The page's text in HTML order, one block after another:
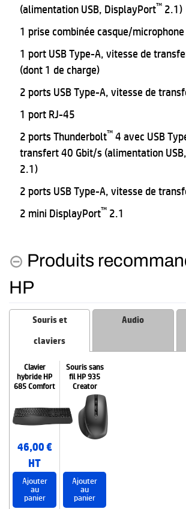
(alimentation USB, DisplayPort™ 2.1)
1 prise combinée casque/microphone
1 port USB Type-A, vitesse de
(dont 1 de charge)
2 ports USB Type-A, vitesse de
1 port RJ-45
2 ports Thunderbolt™ 4 avec USB
transfert 40 Gbit/s (alimentation
2.1)
2 ports USB Type-A, vitesse de
2 mini DisplayPort™ 2.1
Produits
HP
Souris et
claviers
Audio
Clavier
hybride HP
685 Comfort
Souris sans
fil HP 935
Creator
46,00 €
HT
Ajouter
au
panier
Ajouter
au
panier